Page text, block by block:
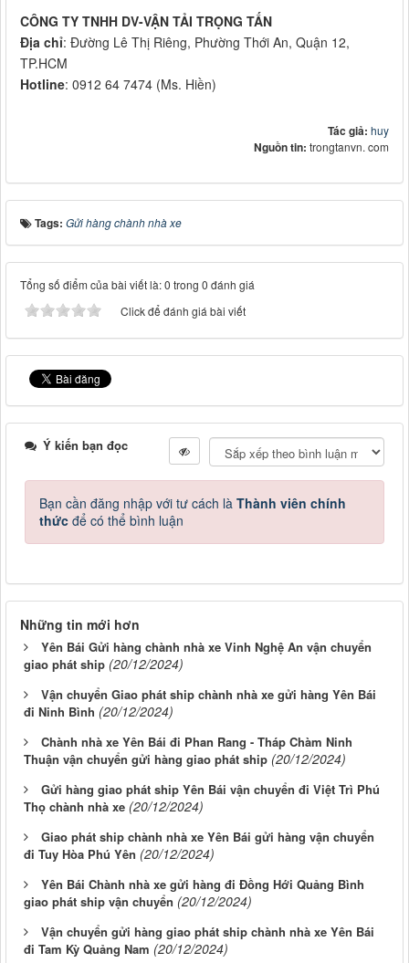
CÔNG TY TNHH DV-VẬN TẢI TRỌNG TẤN
Địa chỉ: Đường Lê Thị Riêng, Phường Thới An, Quận 12,
TP.HCM
Hotline: 0912 64 7474 (Ms. Hiền)
Tác giả: huy
Nguồn tin: trongtanvn. com
Tags: Gửi hàng chành nhà xe
Tổng số điểm của bài viết là: 0 trong 0 đánh giá
Click để đánh giá bài viết
Ý kiến bạn đọc
Bạn cần đăng nhập với tư cách là Thành viên chính
thức để có thể bình luận
Những tin mới hơn
Yên Bái Gửi hàng chành nhà xe Vinh Nghệ An vận chuyển
giao phát ship (20/12/2024)
Vận chuyển Giao phát ship chành nhà xe gửi hàng Yên Bái
đi Ninh Bình (20/12/2024)
Chành nhà xe Yên Bái đi Phan Rang - Tháp Chàm Ninh
Thuận vận chuyển gửi hàng giao phát ship (20/12/2024)
Gửi hàng giao phát ship Yên Bái vận chuyển đi Việt Trì Phú
Thọ chành nhà xe (20/12/2024)
Giao phát ship chành nhà xe Yên Bái gửi hàng vận chuyển
đi Tuy Hòa Phú Yên (20/12/2024)
Yên Bái Chành nhà xe gửi hàng đi Đồng Hới Quảng Bình
giao phát ship vận chuyển (20/12/2024)
Vận chuyển gửi hàng giao phát ship chành nhà xe Yên Bái
đi Tam Kỳ Quảng Nam (20/12/2024)